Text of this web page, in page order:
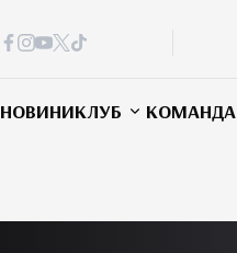
НОВИНИКЛУБ КОМАНДА